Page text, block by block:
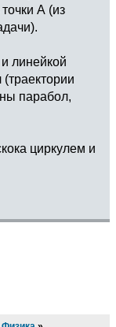
А (из
линейкой
парабол,
циркулем и